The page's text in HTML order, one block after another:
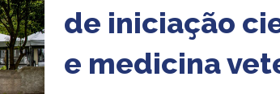
de iniciação
e medicina